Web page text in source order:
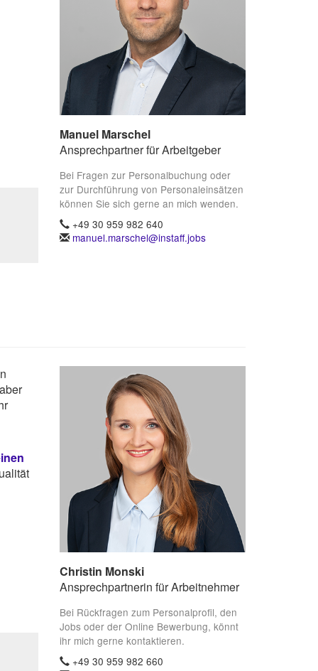
Manuel Marschel
Ansprechpartner für Arbeitgeber
Bei Fragen zur Personalbuchung oder
zur Durchführung von Personaleinsätzen
können Sie sich gerne an mich wenden.
+49 30 959 982 640
manuel.marschel@instaff.jobs
Christin Monski
Ansprechpartnerin für Arbeitnehmer
Bei Rückfragen zum Personalprofil, den
Jobs oder der Online Bewerbung, könnt
ihr mich gerne kontaktieren.
+49 30 959 982 660